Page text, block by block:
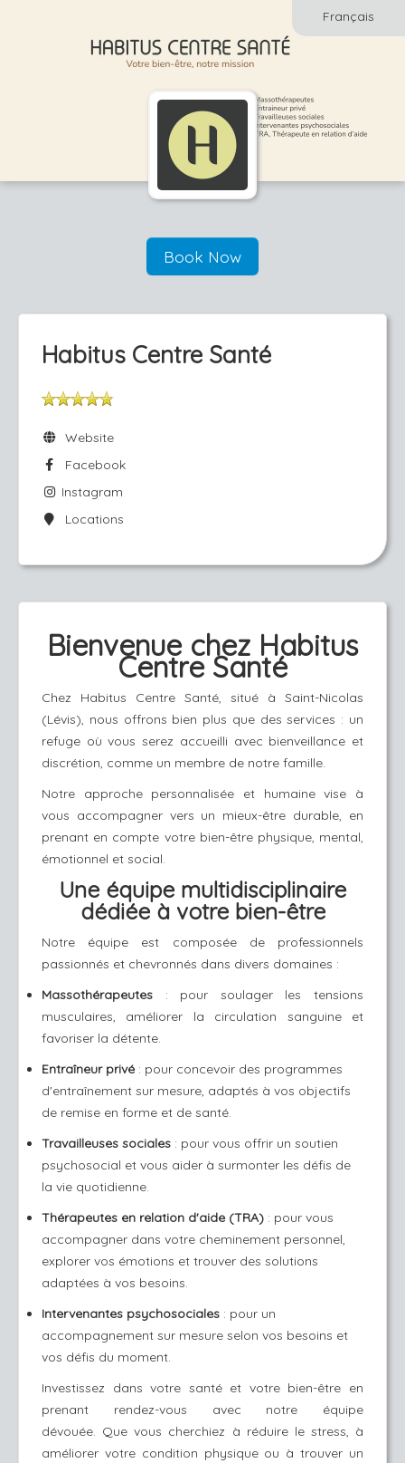
Français
Book Now
Habitus Centre Santé
Website
Facebook
Instagram
Locations
Bienvenue chez Habitus
Centre Santé
Chez Habitus Centre Santé, situé à Saint-Nicolas
(Lévis), nous offrons bien plus que des services : un
refuge où vous serez accueilli avec bienveillance et
discrétion, comme un membre de notre famille.
Notre approche personnalisée et humaine vise à
vous accompagner vers un mieux-être durable, en
prenant en compte votre bien-être physique, mental,
émotionnel et social.
Une équipe multidisciplinaire
dédiée à votre bien-être
Notre équipe est composée de professionnels
passionnés et chevronnés dans divers domaines :
Massothérapeutes : pour soulager les tensions
musculaires, améliorer la circulation sanguine et
favoriser la détente.
Entraîneur privé : pour concevoir des programmes
d'entraînement sur mesure, adaptés à vos objectifs
de remise en forme et de santé.
Travailleuses sociales : pour vous offrir un soutien
psychosocial et vous aider à surmonter les défis de
la vie quotidienne.
Thérapeutes en relation d'aide (TRA) : pour vous
accompagner dans votre cheminement personnel,
explorer vos émotions et trouver des solutions
adaptées à vos besoins.
Intervenantes psychosociales : pour un
accompagnement sur mesure selon vos besoins et
vos défis du moment.
Investissez dans votre santé et votre bien-être en
prenant rendez-vous avec notre équipe
dévouée. Que vous cherchiez à réduire le stress, à
améliorer votre condition physique ou à trouver un